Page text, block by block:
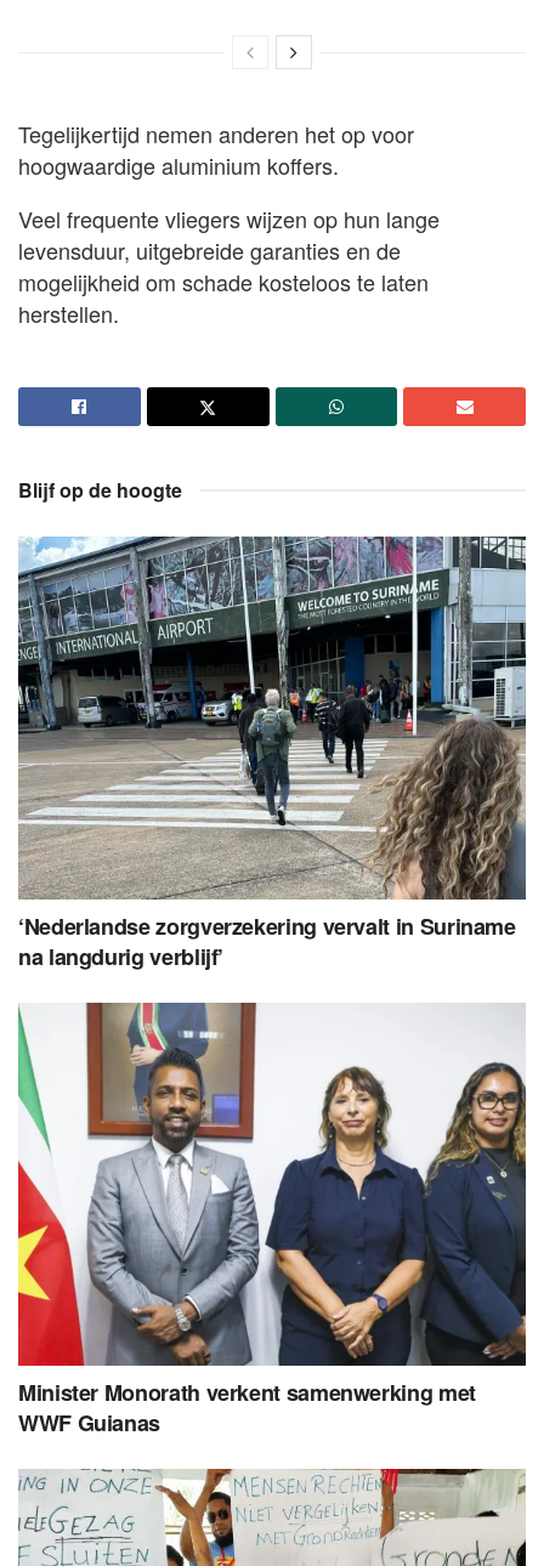
Tegelijkertijd nemen anderen het op voor
hoogwaardige aluminium koffers.
Veel frequente vliegers wijzen op hun lange
levensduur, uitgebreide garanties en de
mogelijkheid om schade kosteloos te laten
herstellen.
Blijf op de hoogte
‘Nederlandse zorgverzekering vervalt in Suriname
na langdurig verblijf’
Minister Monorath verkent samenwerking met
WWF Guianas